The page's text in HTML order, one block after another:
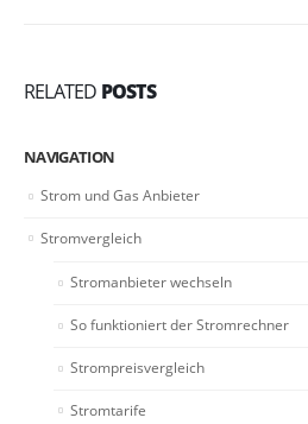
RELATED POSTS
NAVIGATION
Strom und Gas Anbieter
Stromvergleich
Stromanbieter wechseln
So funktioniert der Stromrechner
Strompreisvergleich
Stromtarife